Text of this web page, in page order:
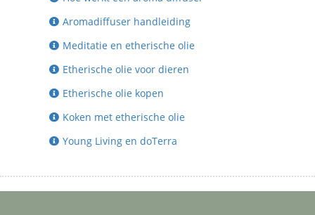
Aromadiffuser handleiding
Meditatie en etherische olie
Etherische olie voor dieren
Etherische olie kopen
Koken met etherische olie
Young Living en doTerra